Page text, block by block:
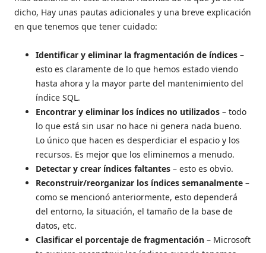
dicho, Hay unas pautas adicionales y una breve explicación
en que tenemos que tener cuidado:
Identificar y eliminar la fragmentación de índices –
esto es claramente de lo que hemos estado viendo
hasta ahora y la mayor parte del mantenimiento del
índice SQL.
Encontrar y eliminar los índices no utilizados – todo
lo que está sin usar no hace ni genera nada bueno.
Lo único que hacen es desperdiciar el espacio y los
recursos. Es mejor que los eliminemos a menudo.
Detectar y crear índices faltantes – esto es obvio.
Reconstruir/reorganizar los índices semanalmente –
como se mencionó anteriormente, esto dependerá
del entorno, la situación, el tamaño de la base de
datos, etc.
Clasificar el porcentaje de fragmentación – Microsoft